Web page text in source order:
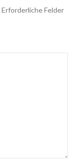
Erforderliche Felder